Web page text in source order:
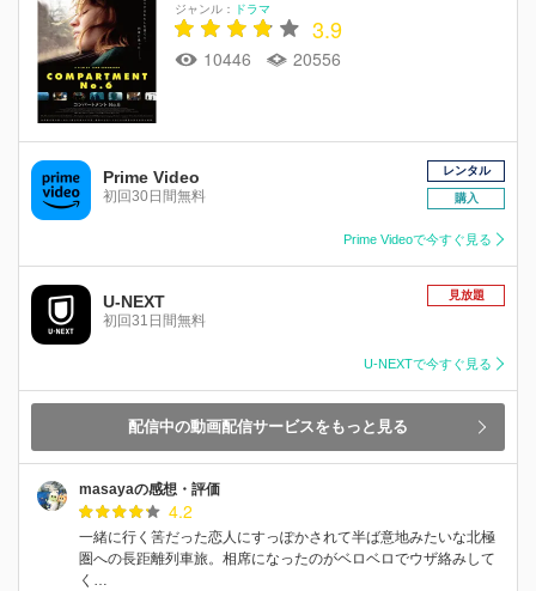
ジャンル：
ドラマ
3.9
10446 20556
Prime Video
初回30日間無料
レンタル
購入
Prime Videoで今すぐ見る
U-NEXT
初回31日間無料
見放題
U-NEXTで今すぐ見る
配信中の動画配信サービスをもっと見る
masayaの感想・評価
4.2
一緒に行く筈だった恋人にすっぽかされて半ば意地みたいな北極
圏への長距離列車旅。相席になったのがベロベロでウザ絡みして
く…